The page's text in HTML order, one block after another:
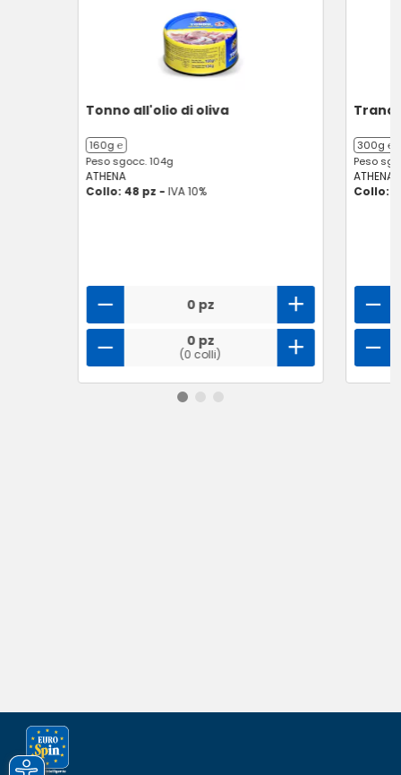
Tonno all'olio di oliva
160g ℮
Peso sgocc. 104g
ATHENA
Collo: 48 pz - IVA 10%
0 pz
0 pz
(0 colli)
300g ℮
Peso
ATHENA
Collo: